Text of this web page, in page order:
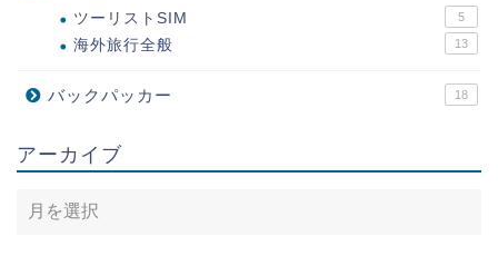
ツーリストSIM 5
海外旅行全般 13
バックパッカー 18
アーカイブ